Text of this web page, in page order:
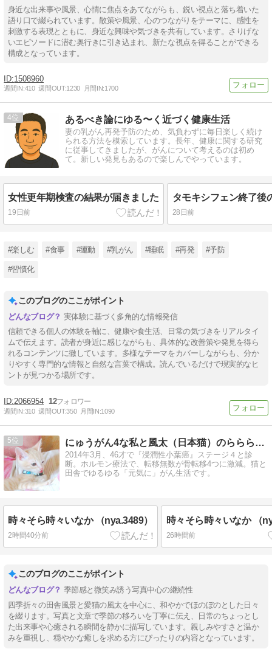
身近な出来事や風景、心情に焦点をあてながらも、鋭い視点と落ち着いた
語り口で綴られています。散策や風景、心のつながりをテーマに、感性を
刺激する表現とともに、身近な興味や気づきを共有しています。さりげな
いエピソードに潜む奥行きに引き込まれ、新たな視点を得ることができる
構成となっています。
1508960
週間IN:410 週間OUT:1230 月間IN:1700
4 あるべき論にゆる〜く近づく健康生活
妻の乳がん再発予防のため、気負わずに毎日楽しく続け
られる方法を模索しています。長年、健康に関する研究
に従事してきましたが、がんについて考えるのは初め
て。新しい発見もあるので楽しんでやっています。
女性更年期検査の結果が届きました
19日前 28日前
#楽しむ #食事 #運動 #乳がん #睡眠 #再発 #予防
#習慣化
このブログのここがポイント
実体験に基づく多角的な情報発信
信頼できる個人の体験を軸に、健康や食生活、日常の気づきをリアルタイ
ムで伝えます。読者が身近に感じながらも、具体的な改善策や発見を得ら
れるコンテンツに徹しています。多様なテーマをカバーしながらも、分か
りやすく専門的な情報と自然な言葉で構成。読んでいるだけで現実的なヒ
ントが見つかる場所です。
2066954 12
週間IN:310 週間OUT:350 月間IN:1090
5 にゅうがん4な私と風太（日本猫）のららら田舎生活
2014年3月、46才で『浸潤性小葉癌』ステージ４と診
断。ホルモン療法で、転移無数が骨転移4つに激減。猫と
田舎でゆるゆる「元気に」がん生活です。
時々そら時々いなか （nya.3489）
2時間40分前
時々そら時々いなか （
26時間前
このブログのここがポイント
季節感と微笑み誘う写真中心の継続性
四季折々の田舎風景と愛猫の風太を中心に、和やかでほのぼのとした日々
を綴ります。写真と文章で季節の移ろいを丁寧に伝え、日常のちょっとし
た出来事や心癒される瞬間を静かに描写しています。親しみやすさと温か
みを重視し、穏やかな癒しを求める方にぴったりの内容となっています。